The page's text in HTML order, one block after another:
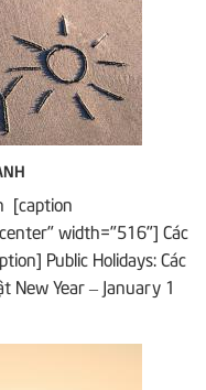
[caption
width="516"] Các
Public Holidays: Các
New Year – January 1